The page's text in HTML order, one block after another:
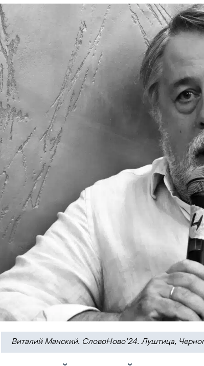
Виталий Манский. СловоНово’24. Луштица,